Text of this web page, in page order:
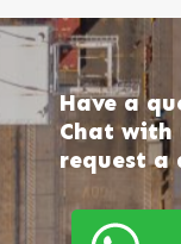
Have a
Chat with
request a